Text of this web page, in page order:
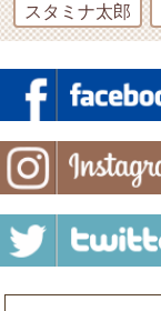
スタミナ太郎